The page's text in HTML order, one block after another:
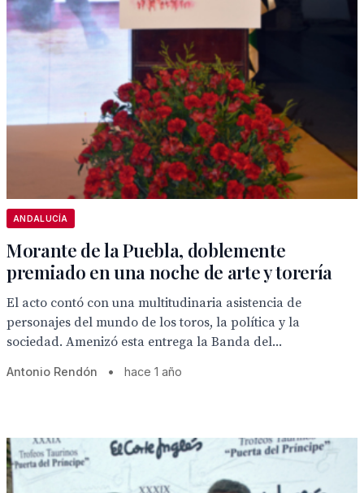
ANDALUCÍA
Morante de la Puebla, doblemente
premiado en una noche de arte y torería
El acto contó con una multitudinaria asistencia de
personajes del mundo de los toros, la política y la
sociedad. Amenizó esta entrega la Banda del...
Antonio Rendón • hace 1 año